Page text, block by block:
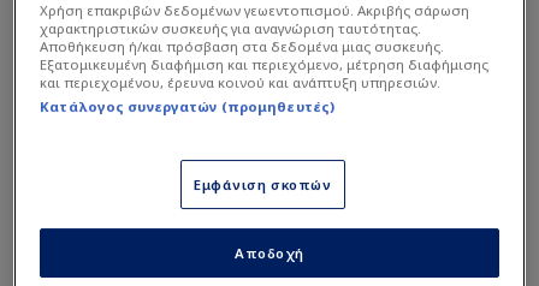
Διαβάστε επίσης...
«Μήνυμα» Τσικίνιο: «Θα
πάρουμε πίσω αυτό που
μας ανήκει»
Χρήση επακριβών δεδομένων γεωεντοπισμού. Ακριβής σάρωση
χαρακτηριστικών συσκευής για αναγνώριση ταυτότητας.
Αποθήκευση ή/και πρόσβαση στα δεδομένα μιας συσκευής.
Εξατομικευμένη διαφήμιση και περιεχόμενο, μέτρηση διαφήμισης
και περιεχομένου, έρευνα κοινού και ανάπτυξη υπηρεσιών.
Κατάλογος συνεργατών (προμηθευτές)
Εμφάνιση σκοπών
Αποδοχή